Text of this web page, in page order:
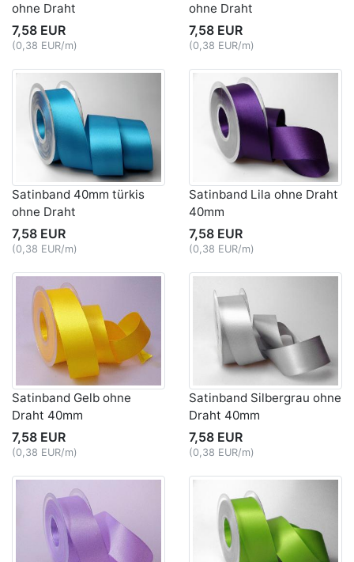
ohne Draht
7,58 EUR
(0,38 EUR/m)
ohne Draht
7,58 EUR
(0,38 EUR/m)
Satinband 40mm türkis
ohne Draht
7,58 EUR
(0,38 EUR/m)
Satinband Lila ohne Draht
40mm
7,58 EUR
(0,38 EUR/m)
Satinband Gelb ohne
Draht 40mm
7,58 EUR
(0,38 EUR/m)
Satinband Silbergrau ohne
Draht 40mm
7,58 EUR
(0,38 EUR/m)